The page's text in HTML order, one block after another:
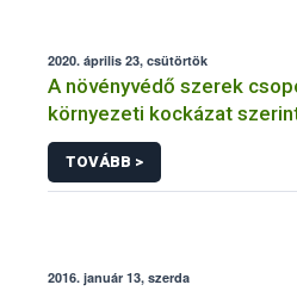
2020. április 23, csütörtök
A növényvédő szerek
környezeti kockázat
TOVÁBB >
2016. január 13, szerda